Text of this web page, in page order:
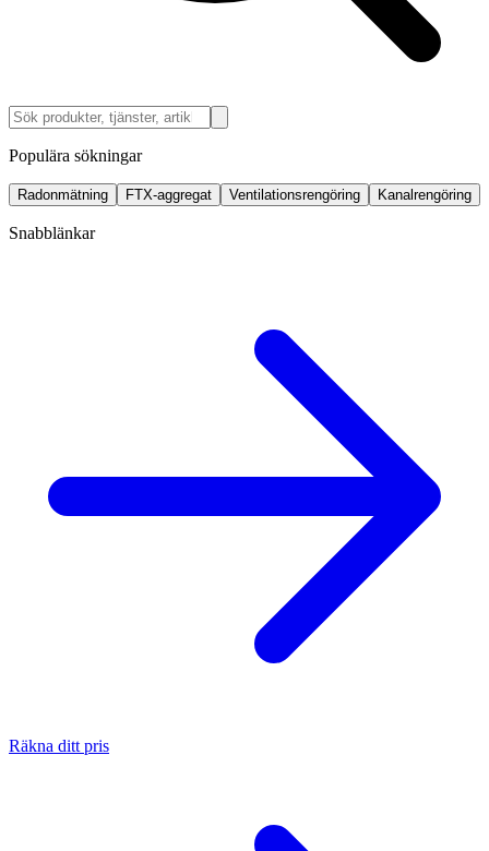
Populära sökningar
Radonmätning FTX-aggregat Ventilationsrengöring Kanalrengöring
Snabblänkar
Räkna ditt pris